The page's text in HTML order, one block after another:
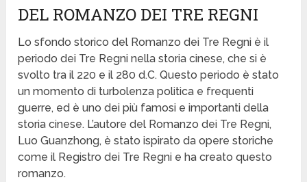
DEL ROMANZO DEI TRE REGNI
Lo sfondo storico del Romanzo dei Tre Regni è il
periodo dei Tre Regni nella storia cinese, che si è
svolto tra il 220 e il 280 d.C. Questo periodo è stato
un momento di turbolenza politica e frequenti
guerre, ed è uno dei più famosi e importanti della
storia cinese. L’autore del Romanzo dei Tre Regni,
Luo Guanzhong, è stato ispirato da opere storiche
come il Registro dei Tre Regni e ha creato questo
romanzo.